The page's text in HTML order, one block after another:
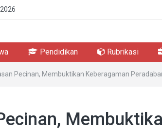
Pendidikan Rubrikasi
Pecinan, Membuktikan Keberagaman